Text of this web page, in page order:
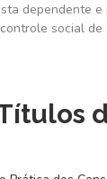
dependente
social